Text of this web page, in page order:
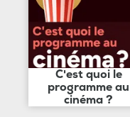
C'est quoi le
programme au
cinéma ?